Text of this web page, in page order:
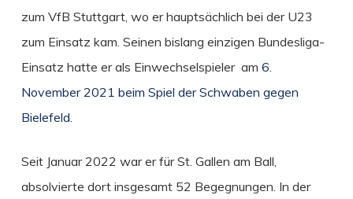
zum VfB Stuttgart, wo er hauptsächlich bei der U23
zum Einsatz kam. Seinen bislang einzigen Bundesliga-
Einsatz hatte er als Einwechselspieler am 6.
November 2021 beim Spiel der Schwaben gegen
Bielefeld
Seit Januar 2022 war er für St. Gallen am Ball,
absolvierte dort insgesamt 52 Begegnungen. In der